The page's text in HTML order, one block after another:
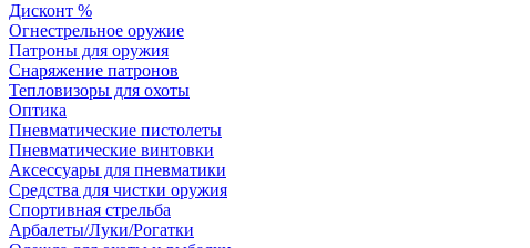
Дисконт %
Огнестрельное оружие
Патроны для оружия
Снаряжение патронов
Тепловизоры для охоты
Оптика
Пневматические пистолеты
Пневматические винтовки
Аксессуары для пневматики
Средства для чистки оружия
Спортивная стрельба
Арбалеты/Луки/Рогатки